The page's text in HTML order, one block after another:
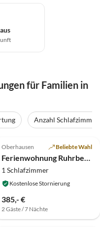
für Familien in
Anzahl Schlafzimmer
Oberhausen Beliebte Wahl
Ferienwohnung Ruhrbettchen
1 Schlafzimmer
Kostenlose Stornierung
385,- €
2 Gäste / 7 Nächte
4.9 (15)